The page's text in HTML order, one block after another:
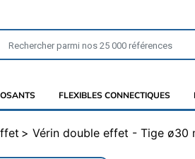
FLEXIBLES CONNECTIQUES
Vérin double effet - Tige ø30